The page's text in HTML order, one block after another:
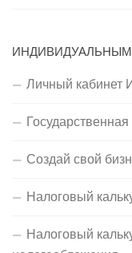
Личный кабинет
Создай свой
Налоговый
Налоговый